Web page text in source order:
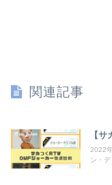
関連記事
【
2022
ン・デ